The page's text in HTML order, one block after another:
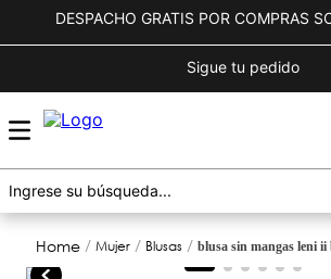
DESPACHO GRATIS POR COMPRAS
Sigue tu pedido
mujer blusas blusa sin mangas leni ii